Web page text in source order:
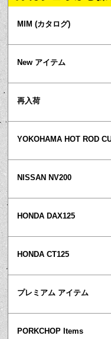
MIM (カタログ)
New アイテム
再入荷
NISSAN NV200
HONDA DAX125
HONDA CT125
プレミアム アイテム
PORKCHOP Items